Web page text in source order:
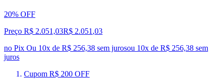
20% OFF
Preço R$ 2.051,03R$ 2.051 ,03
no Pix Ou 10x de R$ 256,38 sem jurosou 10x de R$ 256,38 sem
juros
Cupom R$ 200 OFF